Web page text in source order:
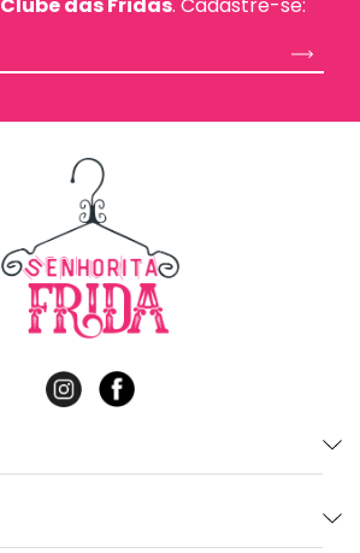
Clube das Fridas. Cadastre-se: